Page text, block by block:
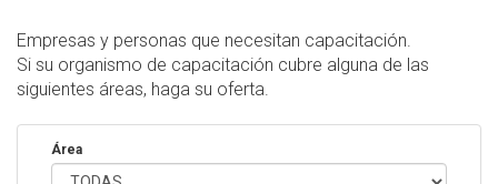
Empresas y personas que necesitan capacitación.
Si su organismo de capacitación cubre alguna de las
siguientes áreas, haga su oferta.
Área